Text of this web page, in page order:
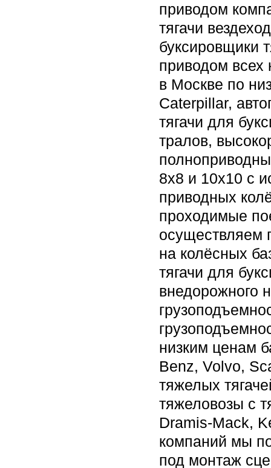
приводом
тягачи
буксировщики
приводом всех
в Москве по
Caterpillar,
тягачи для
тралов,
8х8 и 10х10 с
приводных
проходимые
осуществляем
на колёсных
тягачи для
внедорожного
низким ценам
Benz, Volvo,
тяжелых
тяжеловозы с
Dramis-Mack,
компаний мы
под монтаж